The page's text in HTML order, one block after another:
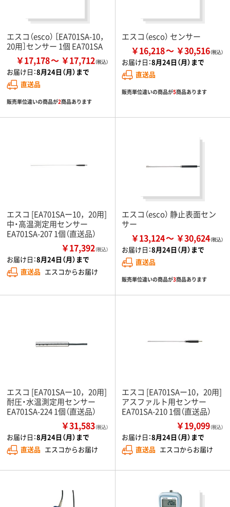
エスコ（esco） ［EA701SA-10，
20用］センサー 1個 EA701SA
￥17,178 ￥17,712
お届け日：8月24日（月）まで
直送品
販売単位違いの商品が2商品あります
エスコ（esco） センサー
￥16,218 ￥30,516
お届け日：8月24日（月）まで
直送品
販売単位違いの商品が5商品あります
エスコ [EA701SAー10，20用]
中・高温測定用センサー
EA701SA-207 1個（直送品）
￥17,392（税込）
お届け日：8月24日（月）まで
直送品 エスコからお届け
エスコ（esco） 静止表面セン
サー
￥13,124 ￥30,624
お届け日：8月24日（月）まで
直送品
販売単位違いの商品が3商品あります
エスコ [EA701SAー10，20用]
耐圧・水温測定用センサー
EA701SA-224 1個（直送品）
￥31,583（税込）
お届け日：8月24日（月）まで
直送品 エスコからお届け
エスコ [EA701SAー10，20用]
アスファルト用センサー
EA701SA-210 1個（直送品）
￥19,099（税込）
お届け日：8月24日（月）まで
直送品 エスコからお届け